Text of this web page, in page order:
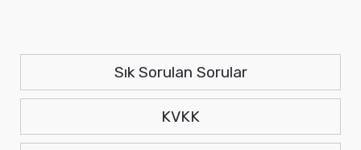
Sık Sorulan Sorular
KVKK